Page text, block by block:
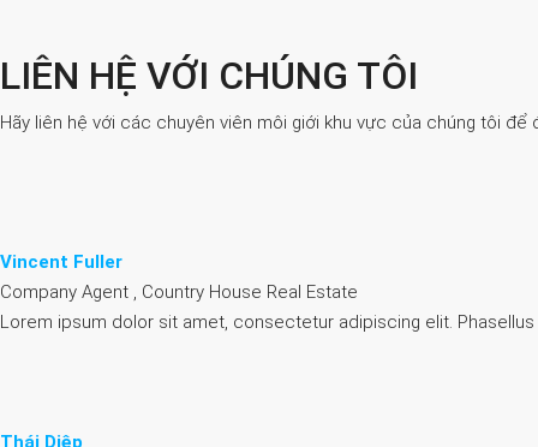
LIÊN HỆ VỚI CHÚNG TÔI
Hãy liên hệ với các chuyên viên môi giới khu vực của chúng tôi
Vincent Fuller
Company Agent , Country House Real Estate
Lorem ipsum dolor sit amet, consectetur adipiscing elit.
Thái Diệp